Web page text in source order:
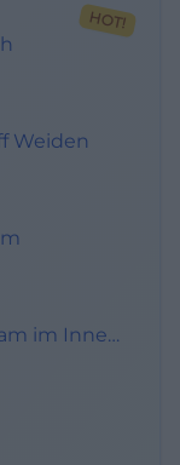
HOT!
Weiden
Open-Air-Poetry-Slam im Innenhof